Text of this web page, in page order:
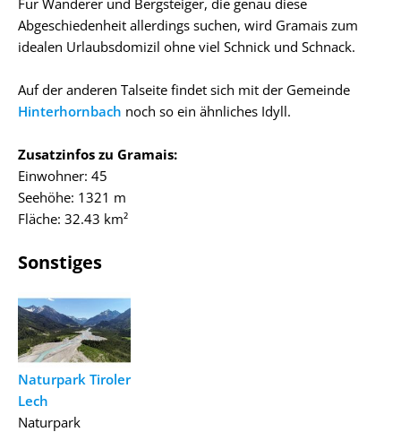
Für Wanderer und Bergsteiger, die genau diese
Abgeschiedenheit allerdings suchen, wird Gramais zum
idealen Urlaubsdomizil ohne viel Schnick und Schnack.
Auf der anderen Talseite findet sich mit der Gemeinde
Hinterhornbach noch so ein ähnliches Idyll.
Zusatzinfos zu Gramais:
Einwohner: 45
Seehöhe: 1321 m
Fläche: 32.43 km²
Sonstiges
Naturpark Tiroler
Lech
Naturpark